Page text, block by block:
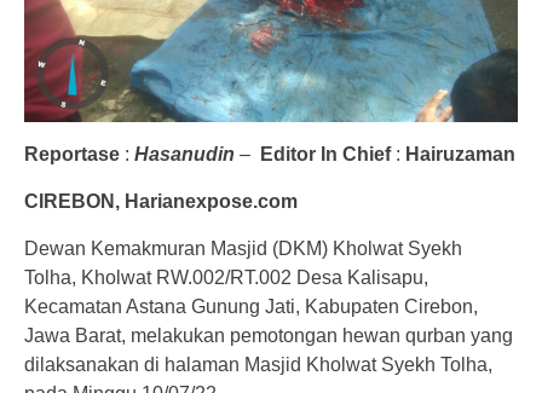
Reportase : Hasanudin – Editor In Chief: Hairuzaman
CIREBON, Harianexpose.com
Dewan Kemakmuran Masjid (DKM) Kholwat Syekh
Tolha, Kholwat RW.002/RT.002 Desa Kalisapu,
Kecamatan Astana Gunung Jati, Kabupaten Cirebon,
Jawa Barat, melakukan pemotongan hewan qurban yang
dilaksanakan di halaman Masjid Kholwat Syekh Tolha,